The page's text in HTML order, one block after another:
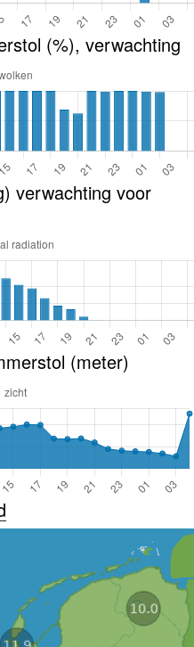
(%), verwachting
verwachting voor
(meter)